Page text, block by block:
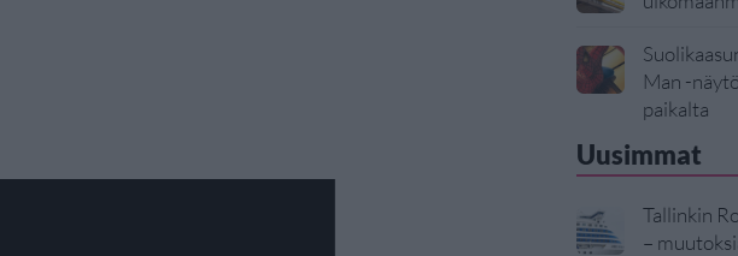
Man -
paikalta
Uusimmat
Tallinkin
–